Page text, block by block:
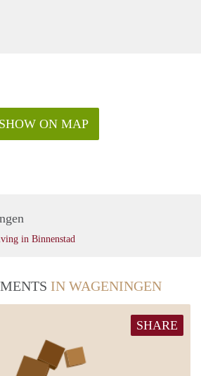
SHOW ON MAP
in Binnenstad
IN WAGENINGEN
SHARE